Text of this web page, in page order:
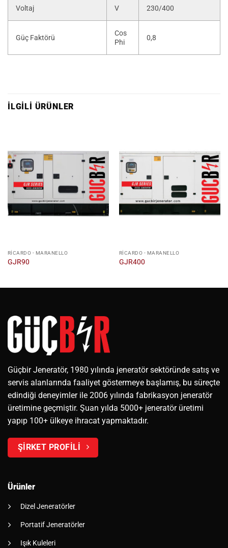
Voltaj V 230/400
Güç Faktörü
Cos
Phi
0,8
İLGILI ÜRÜNLER
RICARDO - MARANELLO
GJR90
RICARDO - MARANELLO
GJR400
Güçbir Jeneratör, 1980 yılında jeneratör sektöründe satış ve
servis alanlarında faaliyet göstermeye başlamış, bu süreçte
edindiği deneyimler ile 2006 yılında fabrikasyon jeneratör
üretimine geçmiştir. Şuan yılda 5000+ jeneratör üretimi
yapıp 100+ ülkeye ihracat yapmaktadır.
ŞİRKET PROFİLİ
Ürünler
Dizel Jeneratörler
Portatif Jeneratörler
Işık Kuleleri